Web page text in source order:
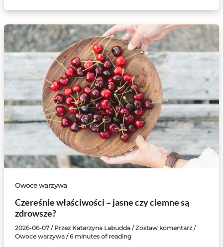
Owoce warzywa
Czereśnie właściwości – jasne czy ciemne są
zdrowsze?
2026-06-07 / Przez Katarzyna Labudda /Zostaw komentarz /
Owoce warzywa/6 minutes of reading